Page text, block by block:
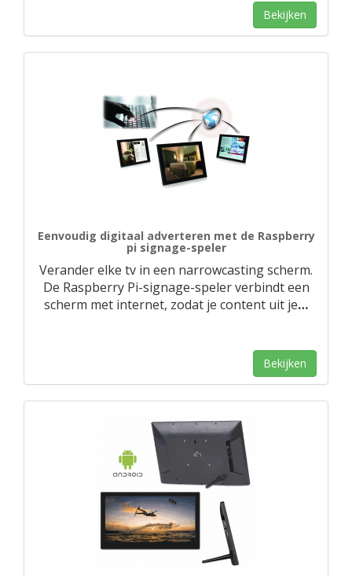
Bekijken
Eenvoudig digitaal adverteren met de Raspberry
pi signage-speler
Verander elke tv in een narrowcasting scherm.
De Raspberry Pi-signage-speler verbindt een
scherm met internet, zodat je content uit je…
Bekijken